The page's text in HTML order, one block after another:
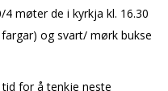
møter de i kyrkja kl. 16.30
og svart/ mørk bukse
for å tenkje neste